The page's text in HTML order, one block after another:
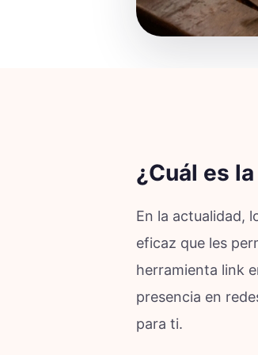
¿Cuál es
En la actualidad,
eficaz que les
herramienta link
presencia en
para ti.